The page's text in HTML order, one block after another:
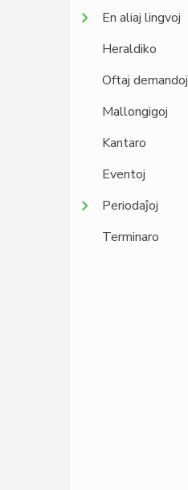
En aliaj lingvoj
Heraldiko
Oftaj demandoj
Mallongigoj
Kantaro
Eventoj
Periodaĵoj
Terminaro